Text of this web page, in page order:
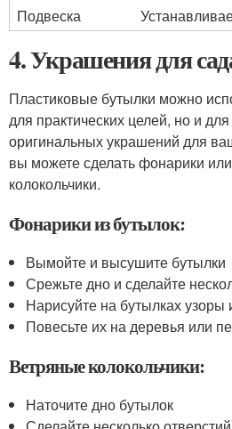
Подвеска
4. Украшения для
Пластиковые бутылки можно
для практических целей, но и
оригинальных украшений для
вы можете сделать фонарики
колокольчики.
Фонарики из бутылок:
Вымойте и высушите бутылки
Срежьте дно и сделайте
Нарисуйте на бутылках узоры
Повесьте их на деревья или
Ветряные колокольчики:
Наточите дно бутылок